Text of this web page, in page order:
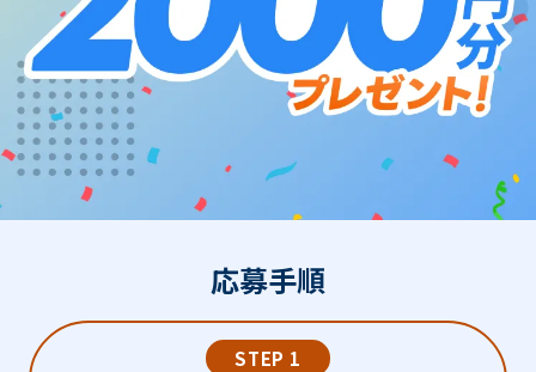
応募手順
STEP 1